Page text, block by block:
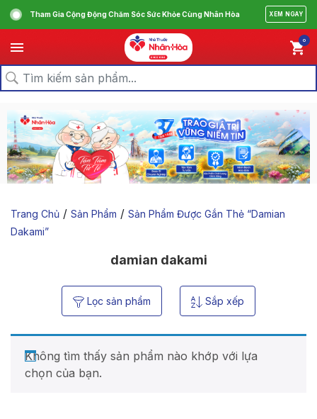
Tham Gia Cộng Động Chăm Sóc Sức Khỏe Cùng Nhân Hòa XEM NGAY
0
Trang Chủ / Sản Phẩm / Sản Phẩm Được Gắn Thẻ “damian
Dakami”
damian dakami
Lọc sản phẩm Sắp xếp
Không tìm thấy sản phẩm nào khớp với lựa
chọn của bạn.